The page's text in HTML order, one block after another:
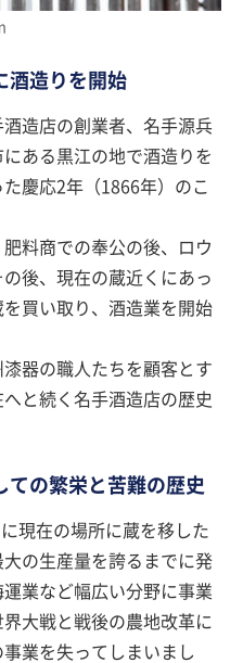
酒造りを開始
酒造店の創業者、名手源兵
ある黒江の地で酒造りを
慶応2年（1866年）のこ
料商での奉公の後、ロウ
後、現在の蔵近くにあっ
買い取り、酒造業を開始
器の職人たちを顧客とす
と続く名手酒造店の歴史
ての繁栄と苦難の歴史
現在の場所に蔵を移した
の生産量を誇るまでに発
業など幅広い分野に事業
大戦と戦後の農地改革に
業を失ってしまいまし